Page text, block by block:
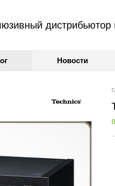
дистрибьютор
Новости